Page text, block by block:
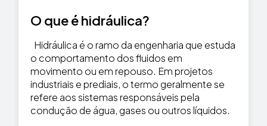
O que é hidráulica?
Hidráulica é o ramo da engenharia que estuda
o comportamento dos fluidos em
movimento ou em repouso. Em projetos
industriais e prediais, o termo geralmente se
refere aos sistemas responsáveis pela
condução de água, gases ou outros líquidos.